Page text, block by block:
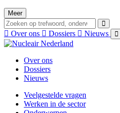
Meer
Over ons Dossiers Nieuws
Over ons
Dossiers
Nieuws
Veelgestelde vragen
Werken in de sector